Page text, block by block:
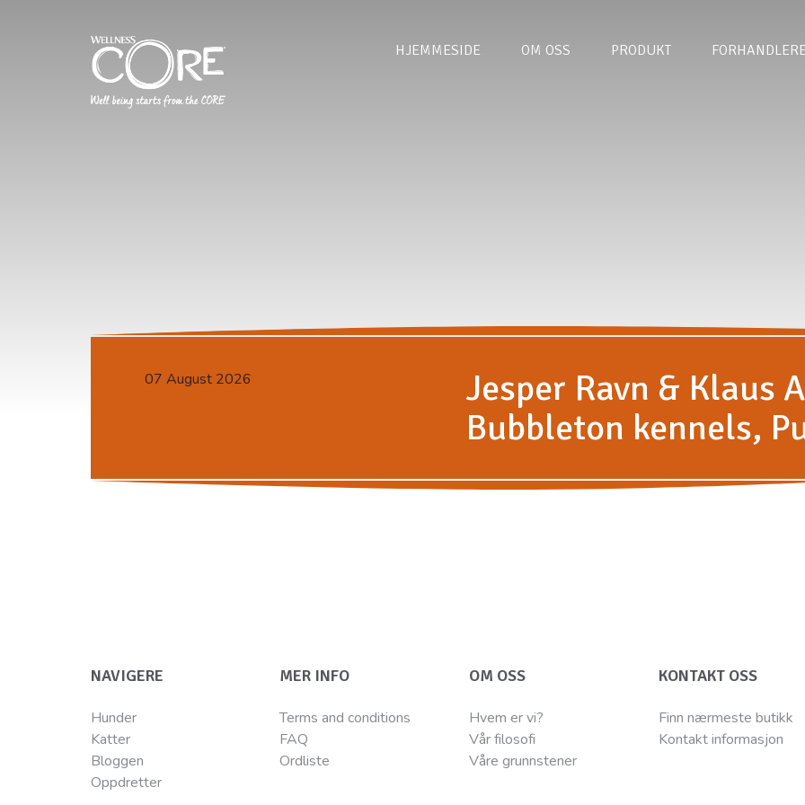
HJEMMESIDE OM OSS PRODUKT
07 August 2026
Jesper Ravn & Klaus
Bubbleton kennels,
NAVIGERE
Hunder
Katter
Bloggen
Oppdretter
MER INFO
Terms and conditions
FAQ
Ordliste
OM OSS
Hvem er vi?
Vår filosofi
Våre grunnstener
KONTAKT OSS
Finn nærmeste butikk
Kontakt informasjon